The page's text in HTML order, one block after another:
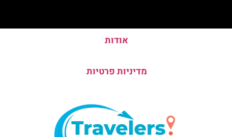
אודות
מדיניות פרטיות